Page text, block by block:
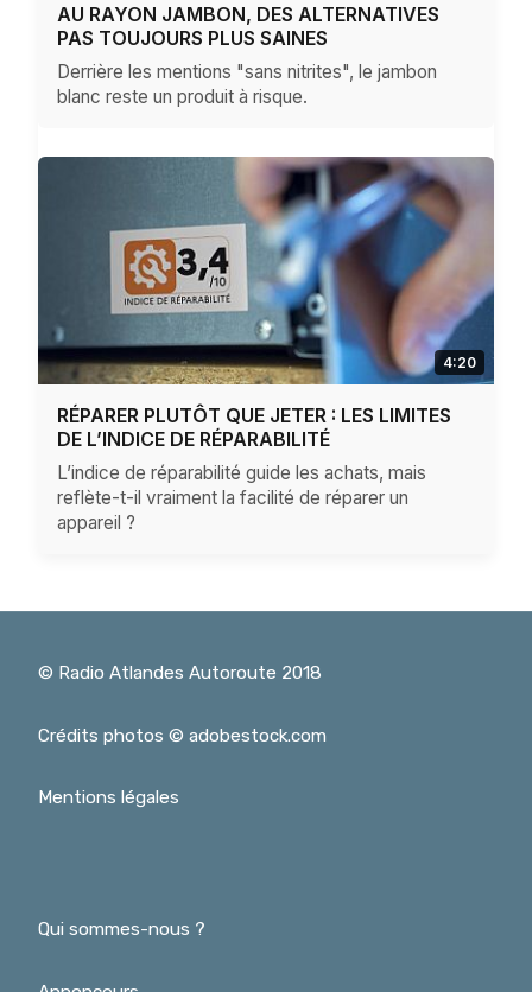
AU RAYON JAMBON, DES ALTERNATIVES
PAS TOUJOURS PLUS SAINES
Derrière les mentions "sans nitrites", le jambon
blanc reste un produit à risque.
4:20
RÉPARER PLUTÔT QUE JETER : LES LIMITES
DE L’INDICE DE RÉPARABILITÉ
L’indice de réparabilité guide les achats, mais
reflète-t-il vraiment la facilité de réparer un
appareil ?
© Radio Atlandes Autoroute 2018
Crédits photos © adobestock.com
Mentions légales
Qui sommes-nous ?